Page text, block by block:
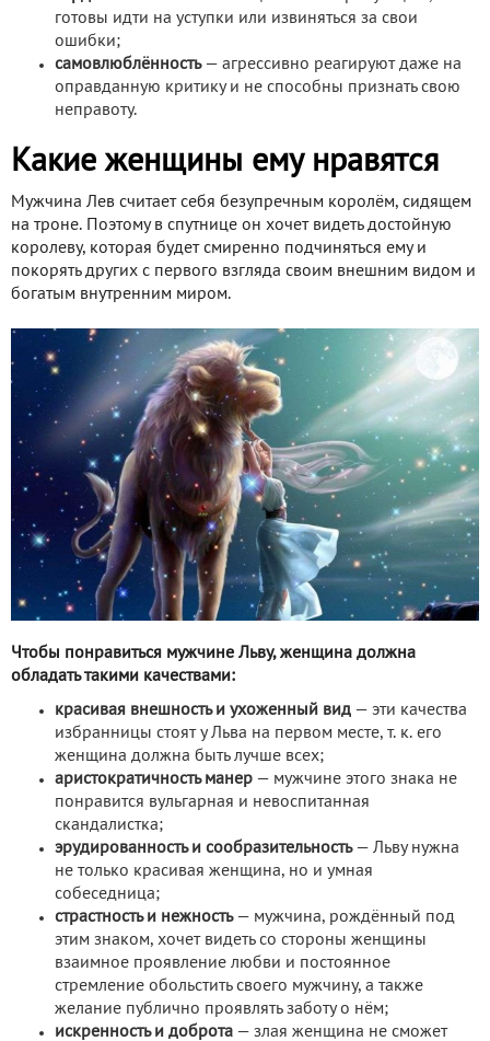
готовы идти на уступки или извиняться за свои
ошибки;
самовлюблённость— агрессивно реагируют даже на
оправданную критику и не способны признать свою
неправоту.
Какие женщины ему нравятся
Мужчина Лев считает себя безупречным королём, сидящем
на троне. Поэтому в спутнице он хочет видеть достойную
королеву, которая будет смиренно подчиняться ему и
покорять других с первого взгляда своим внешним видом и
богатым внутренним миром.
Чтобы понравиться мужчине Льву, женщина должна
обладать такими качествами:
красивая внешность и ухоженный вид — эти качества
избранницы стоят у Льва на первом месте, т. к. его
женщина должна быть лучше всех;
аристократичность манер — мужчине этого знака не
понравится вульгарная и невоспитанная
скандалистка;
эрудированность и сообразительность— Льву нужна
не только красивая женщина, но и умная
собеседница;
страстность и нежность— мужчина, рождённый под
этим знаком, хочет видеть со стороны женщины
взаимное проявление любви и постоянное
стремление обольстить своего мужчину, а также
желание публично проявлять заботу о нём;
искренность и доброта — злая женщина не сможет